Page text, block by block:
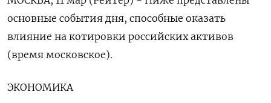
основные события дня, способные оказать
влияние на котировки российских активов
(время московское).
ЭКОНОМИКА